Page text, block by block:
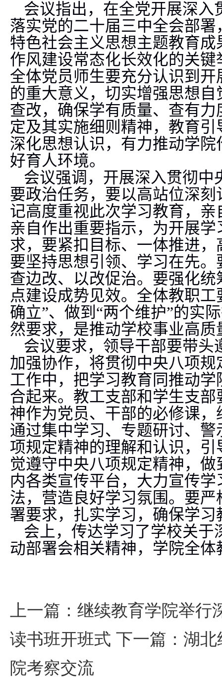
会议指出，在全党开展深
落实党的二十届三中全会部
特色社会主义思想主题教育
作风建设常态化长效化的关
全体党员师生要充分认识到
的重大意义，切实增强思想
查改，确保学有质量、查有
定及其实施细则精神，教育
深化思想认识，有力推动学
好育人环境。
会议强调 ，开展深入贯彻中
要政治任务， 要以高站位深
记高度重视此次学习教育，
亲自作出重要指示，为开展
求，要紧扣目标、一体推进
要坚持思想引领、学习在先
查边改、以改促治。要强化
点建设成势见效。全体教职工
确立”、做到“两个维护”的实
然要求，是推动学校事业高
会议要求，领导干部要带头
加强协作，将贯彻中央八项
工作中，把学习教育同推动学
合起来。 教工支部和学生支部
神作为党员、干部的必修课，
通过集中学习、专题研讨、
项规定精神的理解和认识，
觉遵守中央八项规定精神，
内各类宣传平台，大力宣传
法，营造良好学习氛围。要严
署要求， 扎实学习， 确保学习
会上，传达学习了学校关于
动部署会相关精神， 学院全体
上一篇： 继续教育学院举行
读书班开班式 下一篇： 湖北
院考察交流